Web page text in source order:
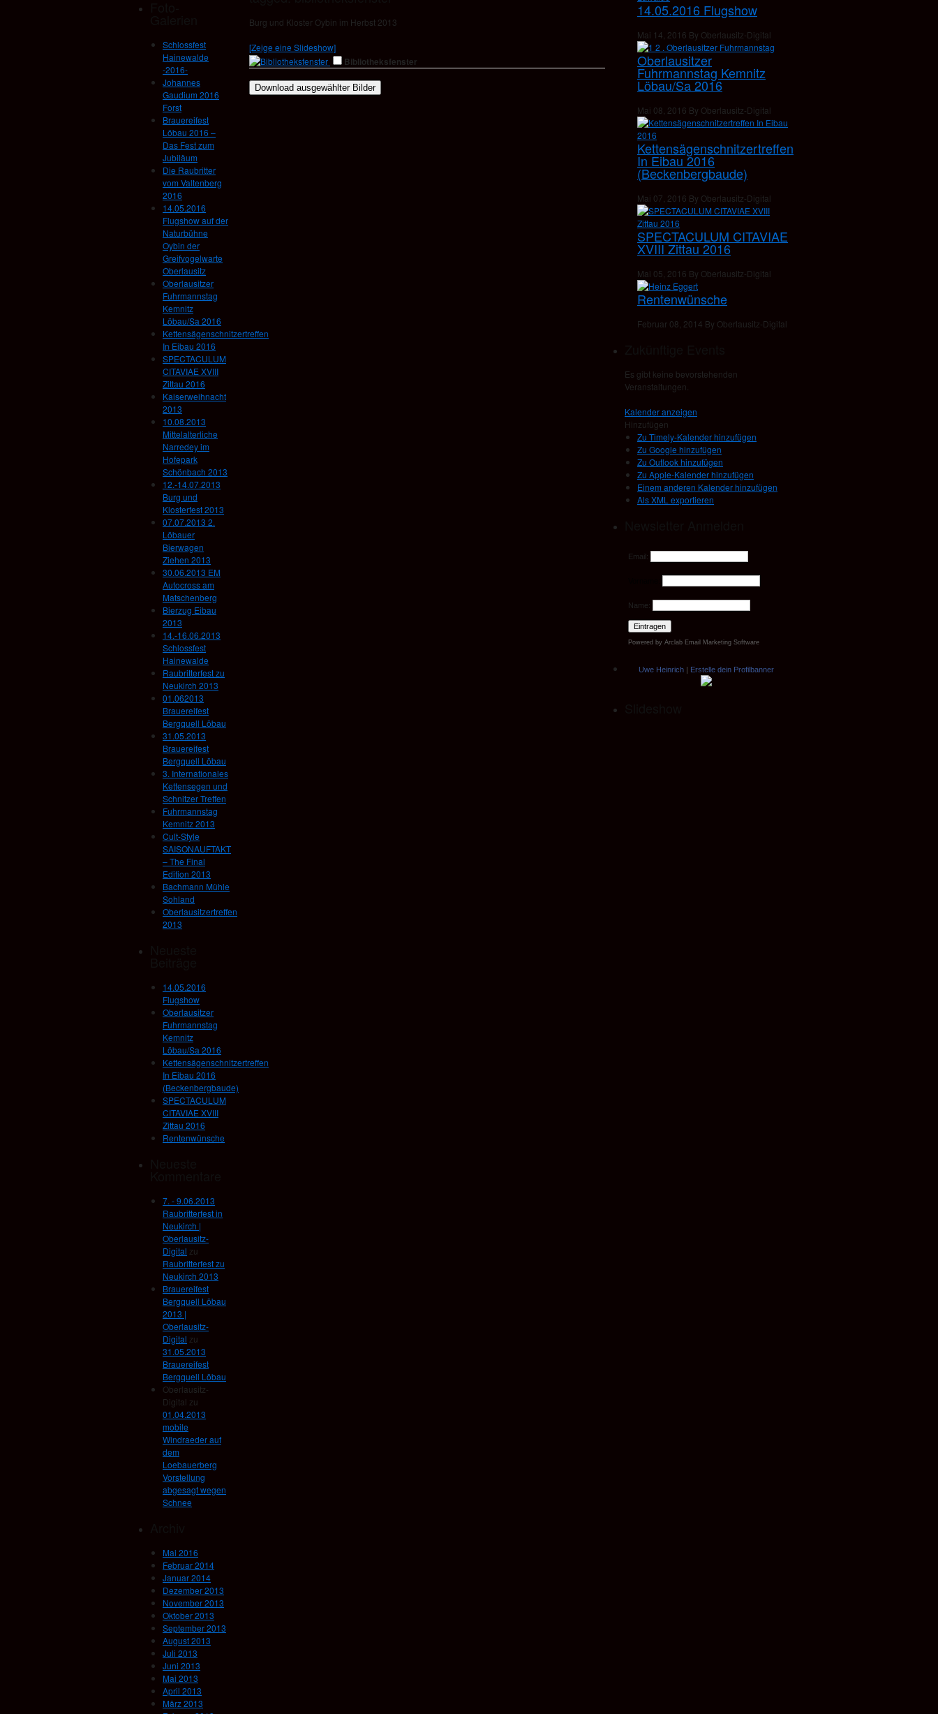
Schlossfest
Hainewalde
-2016-
Johannes
Gaudium 2016
Forst
Brauereifest
Löbau 2016 –
Das Fest zum
Jubiläum
Die Raubritter
vom Valtenberg
2016
14.05.2016
Flugshow auf der
Naturbühne
Oybin der
Greifvogelwarte
Oberlausitz
Oberlausitzer
Fuhrmannstag
Kemnitz
Löbau/Sa 2016
Kettensägenschnitzertreffen
In Eibau 2016
SPECTACULUM
CITAVIAE XVIII
Zittau 2016
Kaiserweihnacht
2013
10.08.2013
Mittelalterliche
Narredey im
Hofepark
Schönbach 2013
12.-14.07.2013
Burg und
Klosterfest 2013
07.07.2013 2.
Löbauer
Bierwagen
Ziehen 2013
30.06.2013 EM
Autocross am
Matschenberg
Bierzug Eibau
2013
14.-16.06.2013
Schlossfest
Hainewalde
Raubritterfest zu
Neukirch 2013
01.062013
Brauereifest
Bergquell Löbau
31.05.2013
Brauereifest
Bergquell Löbau
3. Internationales
Kettensegen und
Schnitzer Treffen
Fuhrmannstag
Kemnitz 2013
Cult-Style
SAISONAUFTAKT
– The Final
Edition 2013
Bachmann Mühle
Sohland
Oberlausitzertreffen
2013
14.05.2016
Flugshow
Oberlausitzer
Fuhrmannstag
Kemnitz
Löbau/Sa 2016
Kettensägenschnitzertreffen
In Eibau 2016
(Beckenbergbaude)
SPECTACULUM
CITAVIAE XVIII
Zittau 2016
Rentenwünsche
7. - 9.06.2013
Raubritterfest in
Neukirch |
Oberlausitz-
Digital zu
Raubritterfest zu
Neukirch 2013
Brauereifest
Bergquell Löbau
2013 |
Oberlausitz-
Digital zu
31.05.2013
Brauereifest
Bergquell Löbau
Oberlausitz-
Digital zu
01.04.2013
mobile
Windraeder auf
dem
Loebauerberg
Vorstellung
abgesagt wegen
Schnee
Mai 2016
Februar 2014
Januar 2014
Dezember 2013
November 2013
Oktober 2013
September 2013
August 2013
Juli 2013
Juni 2013
Mai 2013
April 2013
März 2013
Burg und Kloster Oybin im Herbst 2013
[Zeige eine Slideshow]
Bibliotheksfenster
14.05.2016 Flugshow
Mai 14, 2016 By Oberlausitz-Digital
Oberlausitzer
Fuhrmannstag Kemnitz
Löbau/Sa 2016
Mai 08, 2016 By Oberlausitz-Digital
Kettensägenschnitzertreffen
In Eibau 2016
(Beckenbergbaude)
Mai 07, 2016 By Oberlausitz-Digital
SPECTACULUM CITAVIAE
XVIII Zittau 2016
Mai 05, 2016 By Oberlausitz-Digital
Rentenwünsche
Februar 08, 2014 By Oberlausitz-Digital
Es gibt keine bevorstehenden
Veranstaltungen.
Kalender anzeigen
Hinzufügen
Zu Timely-Kalender hinzufügen
Zu Google hinzufügen
Zu Outlook hinzufügen
Zu Apple-Kalender hinzufügen
Einem anderen Kalender hinzufügen
Als XML exportieren
Email:
Name:
Powered by Arclab Email Marketing Software
Uwe Heinrich | Erstelle dein Profilbanner